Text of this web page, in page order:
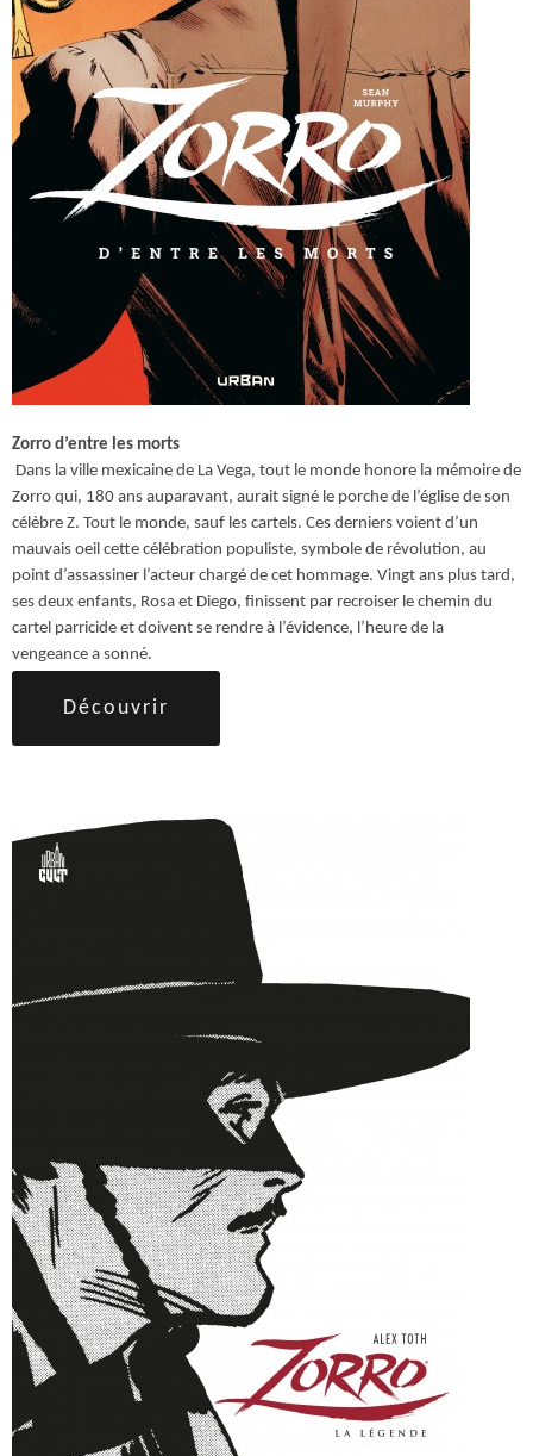
Zorro d’entre les morts
Dans la ville mexicaine de La Vega, tout le monde honore la mémoire de
Zorro qui, 180 ans auparavant, aurait signé le porche de l’église de son
célèbre Z. Tout le monde, sauf les cartels. Ces derniers voient d’un
mauvais oeil cette célébration populiste, symbole de révolution, au
point d’assassiner l’acteur chargé de cet hommage. Vingt ans plus tard,
ses deux enfants, Rosa et Diego, finissent par recroiser le chemin du
cartel parricide et doivent se rendre à l’évidence, l’heure de la
vengeance a sonné.
Découvrir